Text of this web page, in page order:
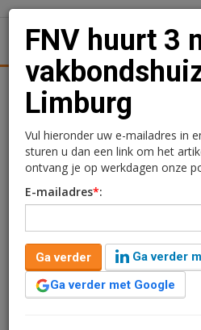
Juridisch | Fiscaal
FNV huurt 3
Limburg
Kimberly Camu
13 maart
1 minuut leestijd
Vakbond FNV heeft in de
FNV huurt 3
Limburg
Vul hieronder uw e-mailadres in
sturen u dan een link om het
ontvang je op werkdagen onze
E-mailadres*:
Ga verder
Ga verder
Ga verder met Google